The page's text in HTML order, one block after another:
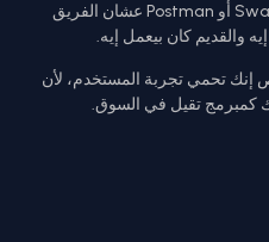
Documentation) باستخدام Swagger أو Postman عشان الفريق
والقديم كان بيعمل إيه.
إنك تحمي تجربة المستخدم، لأن
كمبرمج تقيل في السوق.